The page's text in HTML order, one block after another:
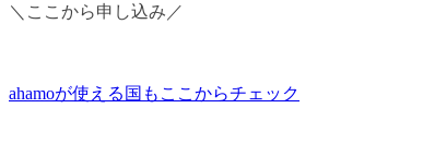
＼ここから申し込み／
ahamoが使える国もここからチェック